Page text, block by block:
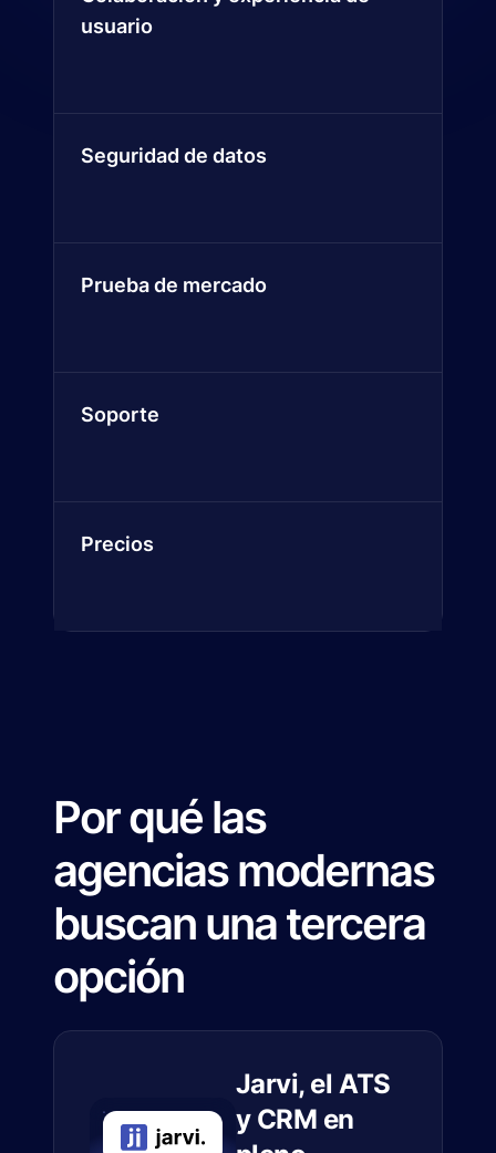
usuario
Seguridad de datos
Prueba de mercado
Soporte
Precios
Por qué las
agencias modernas
buscan una tercera
opción
Jarvi, el ATS
y CRM en